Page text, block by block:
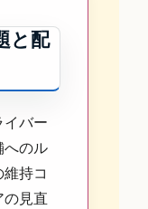
と配
バー
へのル
持コ
見直